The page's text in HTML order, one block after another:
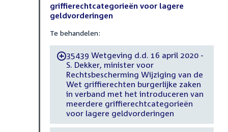
griffierechtcategorieën voor lagere
geldvorderingen
Te behandelen:
-35439 Wetgeving d.d. 16 april 2020 -
S. Dekker, minister voor
Rechtsbescherming Wijziging van de
Wet griffierechten burgerlijke zaken
in verband met het introduceren van
meerdere griffierechtcategorieën
voor lagere geldvorderingen